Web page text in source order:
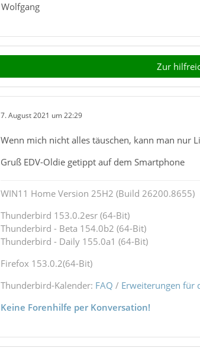
Wolfgang
Zur
7. August 2021 um 22:29
Wenn mich nicht alles täuschen, kann man nur
Gruß EDV-Oldie getippt auf dem Smartphone
WIN11 Home Version 25H2 (Build 26200.8655)
Thunderbird 153.0.2esr (64-Bit)
Thunderbird - Beta 154.0b2 (64-Bit)
Thunderbird - Daily 155.0a1 (64-Bit)
Firefox 153.0.2(64-Bit)
Thunderbird-Kalender: FAQ / Erweiterungen für
Keine Forenhilfe per Konversation!